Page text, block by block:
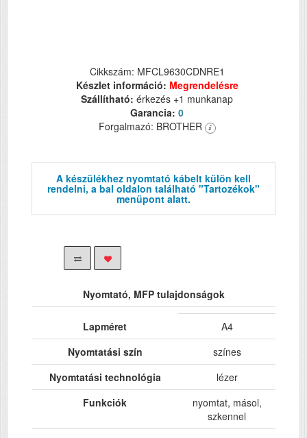
Cikkszám: MFCL9630CDNRE1
Készlet információ: Megrendelésre
Szállítható: érkezés +1 munkanap
Garancia: 0
Forgalmazó: BROTHER
A készülékhez nyomtató kábelt külön kell
rendelni, a bal oldalon található "Tartozékok"
menüpont alatt.
Nyomtató, MFP tulajdonságok
Lapméret
A4
Nyomtatási szín
színes
Nyomtatási technológia
lézer
Funkciók
nyomtat, másol,
szkennel